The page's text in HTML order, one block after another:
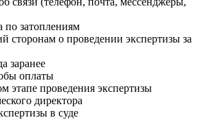
по затоплениям
сторонам о проведении экспертизы за
заранее
оплаты
проведения экспертизы
директора
в суде